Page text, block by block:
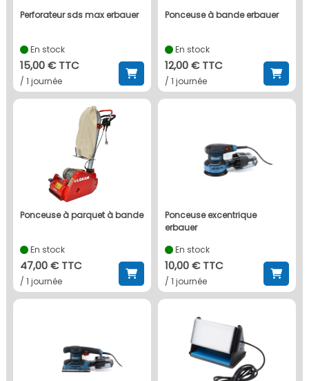
perforateur sds max erbauer
En stock
15,00 € TTC
/ 1 journée
ponceuse à bande erbauer
En stock
12,00 € TTC
/ 1 journée
ponceuse à parquet à bande
En stock
47,00 € TTC
/ 1 journée
ponceuse excentrique
erbauer
En stock
10,00 € TTC
/ 1 journée